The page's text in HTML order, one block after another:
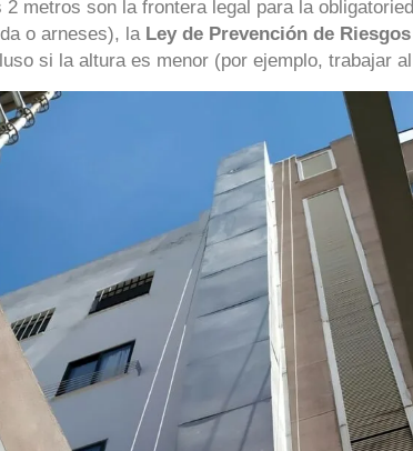
2 metros son la frontera legal para la
o arneses), la Ley de Prevención de
si la altura es menor (por ejemplo, trabajar